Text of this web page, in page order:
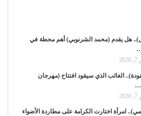
هل يقدم (محمد الشرنوبي) أهم محطة في
الغائب الذي سيقود افتتاح (مهرجان
امرأة اختارت الكرامة على مطاردة الأضواء